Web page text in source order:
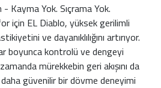
Kayma Yok. Sıçrama Yok.
için EL Diablo, yüksek gerilimli
ve dayanıklılığını artırıyor.
boyunca kontrolü ve dengeyi
mürekkebin geri akışını da
güvenilir bir dövme deneyimi